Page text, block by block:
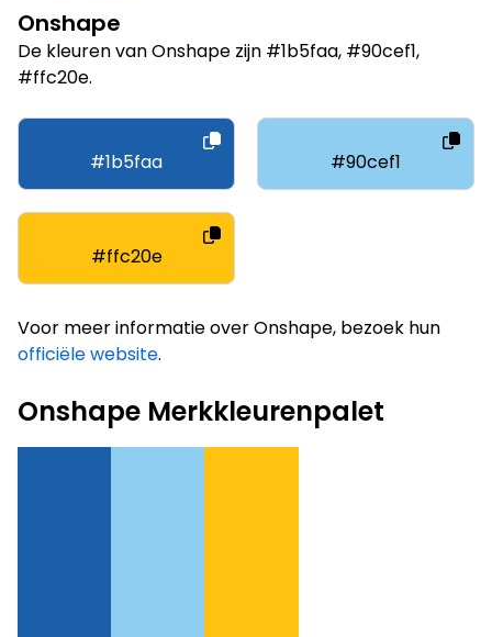
Onshape
De kleuren van Onshape zijn #1b5faa, #90cef1,
#ffc20e.
#1b5faa #90cef1
#ffc20e
Voor meer informatie over Onshape, bezoek hun
officiële website.
Onshape Merkkleurenpalet